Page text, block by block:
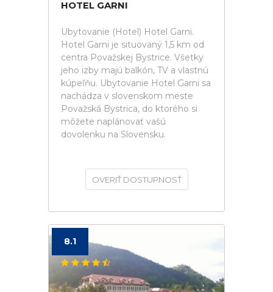
HOTEL GARNI
Ubytovanie (Hotel) Hotel Garni.
Hotel Garni je situovaný 1,5 km od
centra Považskej Bystrice. Všetky
jeho izby majú balkón, TV a vlastnú
kúpeľňu. Ubytovanie Hotel Garni sa
nachádza v slovenskom meste
Považská Bystrica, do ktorého si
môžete naplánovať vašú
dovolenku na Slovensku.
OVERIŤ DOSTUPNOSŤ
8.1